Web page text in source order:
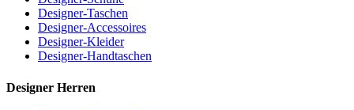
Designer-Taschen
Designer-Accessoires
Designer-Kleider
Designer-Handtaschen
Designer Herren